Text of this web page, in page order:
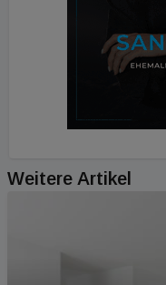
Weitere Artikel